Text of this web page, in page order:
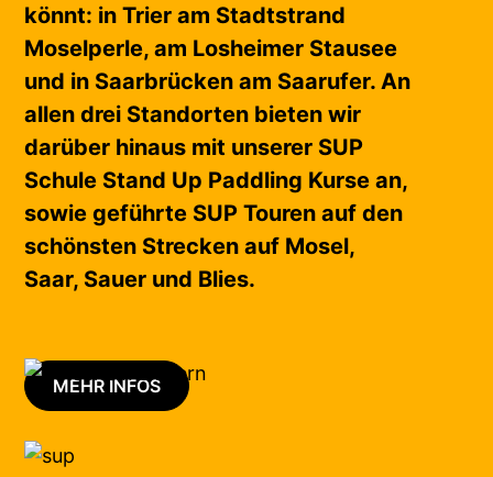
könnt: in Trier am Stadtstrand
Moselperle, am Losheimer Stausee
und in Saarbrücken am Saarufer. An
allen drei Standorten bieten wir
darüber hinaus mit unserer SUP
Schule Stand Up Paddling Kurse an,
sowie geführte SUP Touren auf den
schönsten Strecken auf Mosel,
Saar, Sauer und Blies.
MEHR INFOS